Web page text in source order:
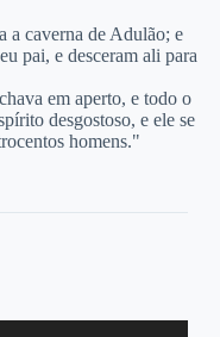
a caverna de Adulão; e
pai, e desceram ali para
em aperto, e todo o
desgostoso, e ele se
homens."